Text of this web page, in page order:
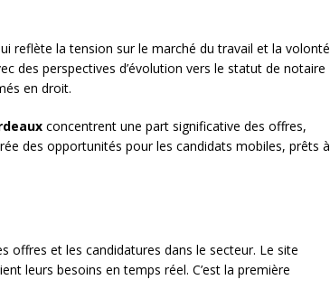
reflète la tension sur le marché du travail et la volonté
des perspectives d’évolution vers le statut de notaire
en droit.
concentrent une part significative des offres,
des opportunités pour les candidats mobiles, prêts à
offres et les candidatures dans le secteur. Le site
leurs besoins en temps réel. C’est la première